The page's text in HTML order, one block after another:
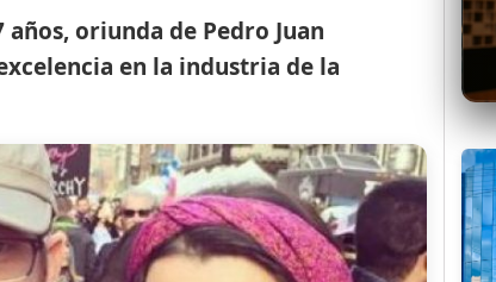
años, oriunda de Pedro Juan
en la industria de la